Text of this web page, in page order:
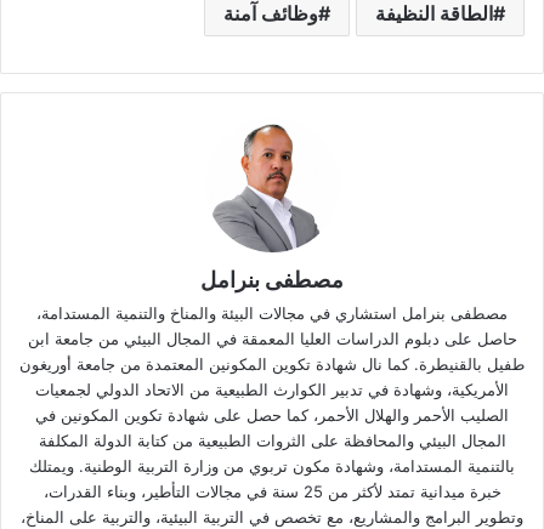
الطاقة النظيفة وظائف آمنة
مصطفى بنرامل
مصطفى بنرامل استشاري في مجالات البيئة والمناخ والتنمية المستدامة،
حاصل على دبلوم الدراسات العليا المعمقة في المجال البيئي من جامعة ابن
طفيل بالقنيطرة. كما نال شهادة تكوين المكونين المعتمدة من جامعة أوريغون
الأمريكية، وشهادة في تدبير الكوارث الطبيعية من الاتحاد الدولي لجمعيات
الصليب الأحمر والهلال الأحمر، كما حصل على شهادة تكوين المكونين في
المجال البيئي والمحافظة على الثروات الطبيعية من كتابة الدولة المكلفة
بالتنمية المستدامة، وشهادة مكون تربوي من وزارة التربية الوطنية. ويمتلك
خبرة ميدانية تمتد لأكثر من 25 سنة في مجالات التأطير، وبناء القدرات،
وتطوير البرامج والمشاريع، مع تخصص في التربية البيئية، والتربية على المناخ،